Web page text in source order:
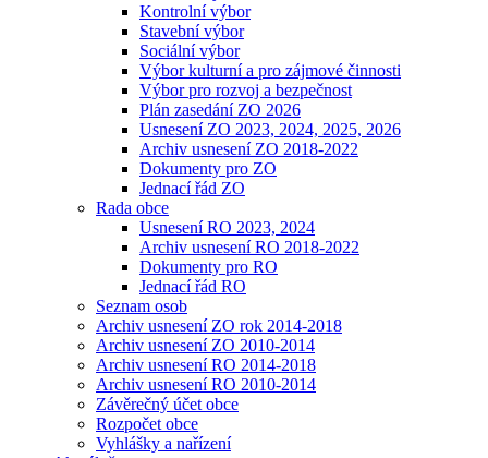
Kontrolní výbor
Stavební výbor
Sociální výbor
Výbor kulturní a pro zájmové činnosti
Výbor pro rozvoj a bezpečnost
Plán zasedání ZO 2026
Usnesení ZO 2023, 2024, 2025, 2026
Archiv usnesení ZO 2018-2022
Dokumenty pro ZO
Jednací řád ZO
Rada obce
Usnesení RO 2023, 2024
Archiv usnesení RO 2018-2022
Dokumenty pro RO
Jednací řád RO
Seznam osob
Archiv usnesení ZO rok 2014-2018
Archiv usnesení ZO 2010-2014
Archiv usnesení RO 2014-2018
Archiv usnesení RO 2010-2014
Závěrečný účet obce
Rozpočet obce
Vyhlášky a nařízení